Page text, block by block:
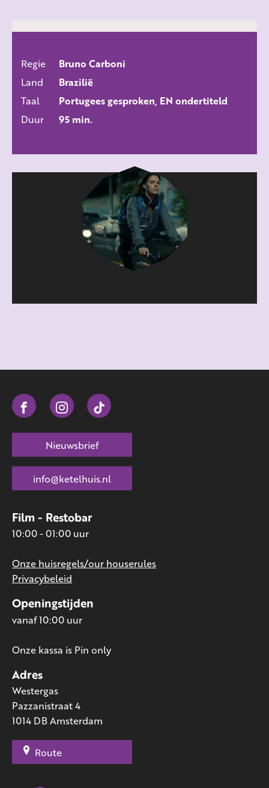
Regie
Bruno Carboni
Land
Brazilië
Taal
Portugees gesproken, EN ondertiteld
Duur
95 min.
Adres
Westergas
Pazzanistraat 4
1014 DB Amsterdam
Route
Openingstijden
vanaf 10:00 uur
Onze kassa is Pin only
Film - Restobar
10:00 - 01:00 uur
Onze huisregels/our houserules
Privacybeleid
Nieuwsbrief
info@ketelhuis.nl